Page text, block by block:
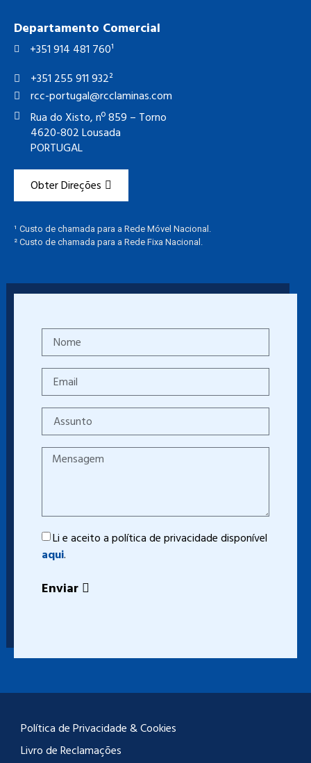
Departamento Comercial
+351 914 481 760¹
+351 255 911 932²
rcc-portugal@rcclaminas.com
Rua do Xisto, nº 859 – Torno
4620-802 Lousada
PORTUGAL
Obter Direções
¹ Custo de chamada para a Rede Móvel Nacional.
² Custo de chamada para a Rede Fixa Nacional.
Li e aceito a política de privacidade disponível
aqui.
Enviar
Política de Privacidade & Cookies
Livro de Reclamações